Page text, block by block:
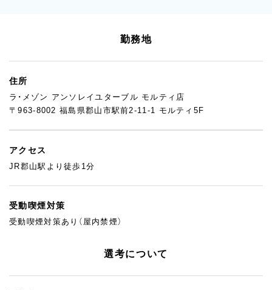
勤務地
住所
ラ・メゾン アンソレイユターブル モルティ店
〒963-8002 福島県郡山市駅前2-11-1 モルティ5F
アクセス
JR郡山駅より徒歩1分
受動喫煙対策
受動喫煙対策あり（屋内禁煙）
選考について